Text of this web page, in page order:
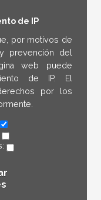
de IP
por motivos de
prevención del
web puede
de IP. El
por los